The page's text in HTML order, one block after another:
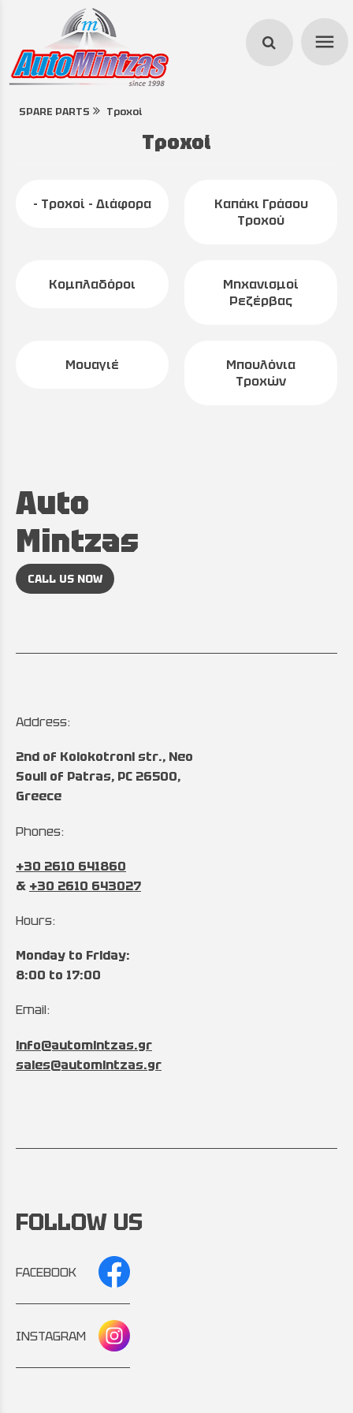
menu
SPARE PARTS Τροχοί
Τροχοί
- Τροχοί - Διάφορα
Καπάκι Γράσου
Τροχού
Κομπλαδόροι
Μηχανισμοί
Ρεζέρβας
Μουαγιέ
Μπουλόνια
Τροχών
Auto
Mintzas
CALL US NOW
Address:
2nd of Kolokotroni str., Neo
Souli of Patras, PC 26500,
Greece
Phones:
+30 2610 641860
& +30 2610 643027
Hours:
Monday to Friday:
8:00 to 17:00
Email:
info@automintzas.gr
sales@automintzas.gr
FOLLOW US
FACEBOOK
INSTAGRAM